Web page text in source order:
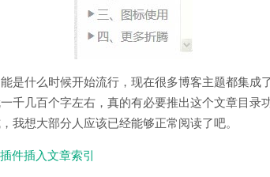
是什么时候开始流行，现在很多博客主题都集成
千几百个字左右，真的有必要推出这个文章目录
我想大部分人应该已经能够正常阅读了吧。
件插入文章索引